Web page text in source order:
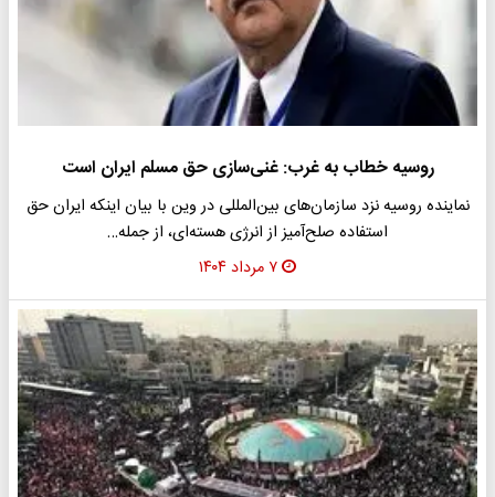
روسیه خطاب به غرب: غنی‌سازی حق مسلم ایران است
نماینده روسیه نزد سازمان‌های بین‌المللی در وین با بیان اینکه ایران حق
استفاده صلح‌آمیز از انرژی هسته‌ای، از جمله…
۷ مرداد ۱۴۰۴